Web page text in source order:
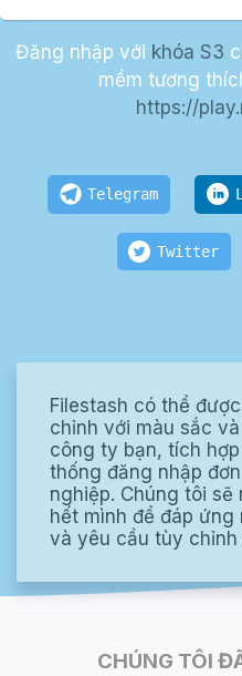
Đăng nhập với khóa S3
mềm tương
https://
Telegram
Twitter
Filestash có thể
chỉnh với màu sắc
công ty bạn, tích
thống đăng nhập
nghiệp. Chúng tôi sẽ
hết mình để đáp ứng
và yêu cầu tùy chỉnh
CHÚNG TÔI